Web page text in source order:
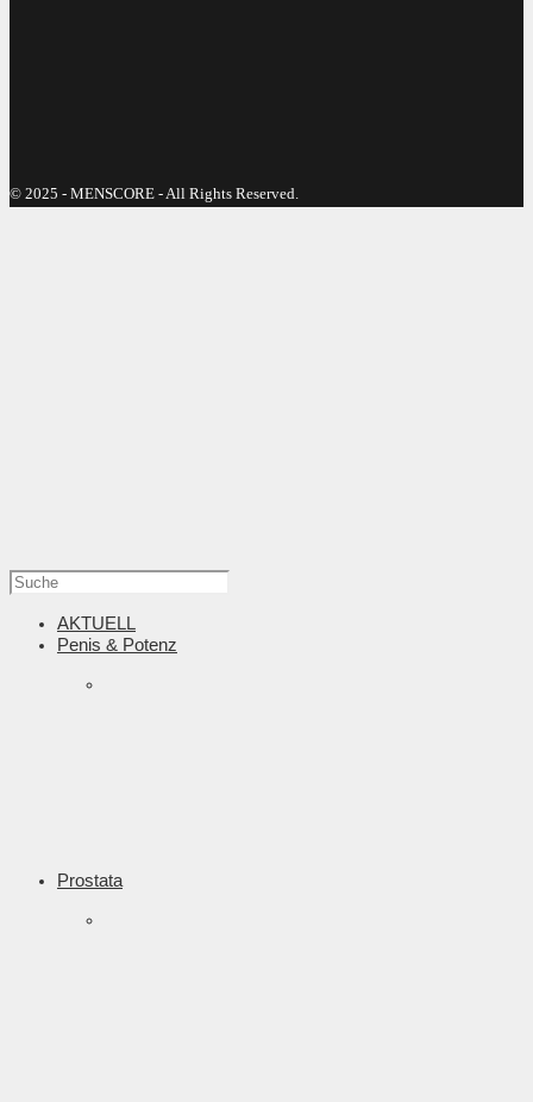
© 2025 - MENSCORE - All Rights Reserved.
AKTUELL
Penis & Potenz
Prostata